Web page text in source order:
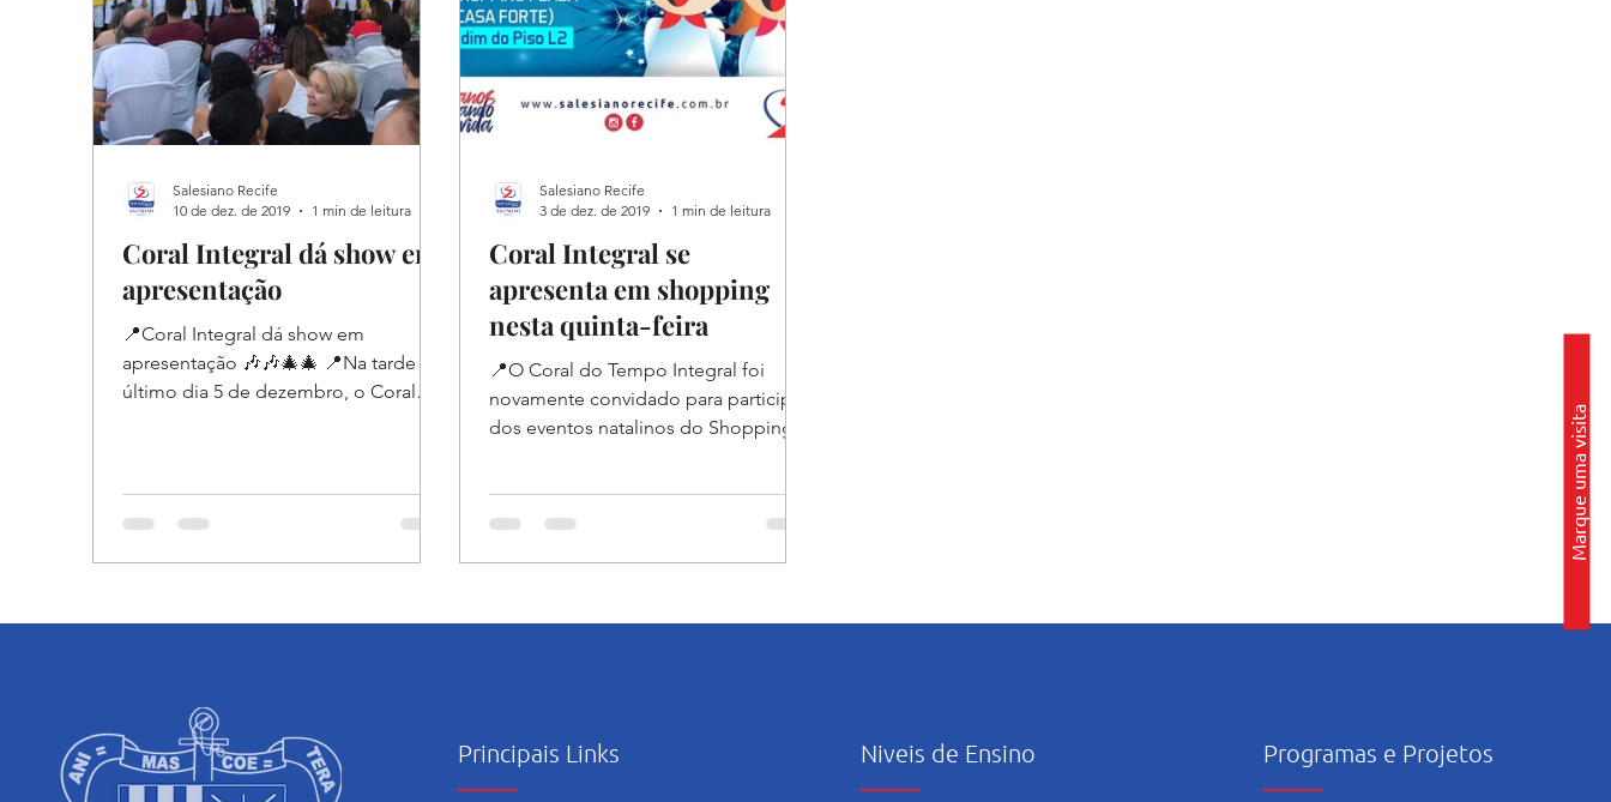
Marque uma visita
Coral Integral dá show em
apresentação
📍Coral Integral dá show em
apresentação 🎶🎶🎄🎄 📍Na tarde do
último dia 5 de dezembro, o Coral
Salesiano Recife
10 de dez. de 2019
1 min de leitura
Coral Integral se
apresenta em shopping
nesta quinta-feira
📍O Coral do Tempo Integral foi
novamente convidado para participar
dos eventos natalinos do Shopping
Salesiano Recife
3 de dez. de 2019
1 min de leitura
Principais Links Niveis de Ensino Programas e Projetos